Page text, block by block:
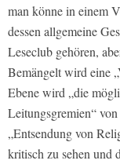
man könne in einem
dessen allgemeine
Leseclub gehören,
Bemängelt wird eine
Ebene wird „die
Leitungsgremien“
„Entsendung von
kritisch zu sehen und